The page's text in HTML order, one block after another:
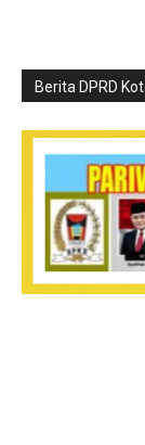
Berita DPRD